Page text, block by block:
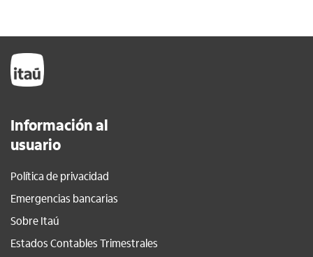
Información al
usuario
Política de privacidad
Emergencias bancarias
Sobre Itaú
Estados Contables Trimestrales